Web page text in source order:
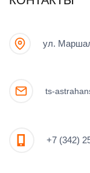
ул.
ts-
+7 (342)